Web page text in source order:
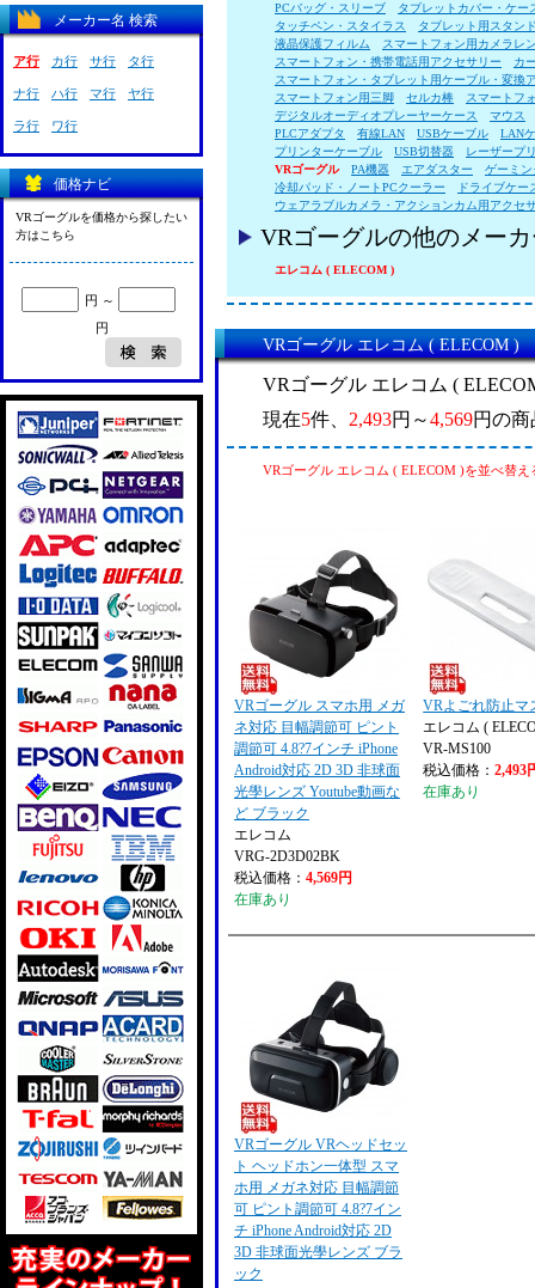
PCバッグ・スリーブ
タブレットカバー・ケー
タッチペン・スタイラス
タブレット用スタン
液晶保護フィルム
スマートフォン用カメラレ
スマートフォン・携帯電話用アクセサリー
カ
スマートフォン・タブレット用ケーブル・変換
スマートフォン用三脚
セルカ棒
スマートフ
デジタルオーディオプレーヤーケース
マウス
PLCアダプタ
有線LAN USBケーブル
LAN
プリンターケーブル
USB切替器
レーザープ
VRゴーグル
PA機器 エアダスター
ゲーミ
冷却パッド・ノートPCクーラー
ドライブケー
ウェアラブルカメラ・アクションカム用アクセ
VRゴーグルの他のメー
エレコム ( ELECOM )
VRゴーグル エレコム ( ELECOM )
VRゴーグル エレコム (
現在5件、 2,493円～4,569円の
VRゴーグル エレコム ( ELECOM )を並べ替え
VRゴーグル スマホ用 メガ
ネ対応 目幅調節可 ピント
調節可 4.8?7インチ iPhone
Android対応 2D 3D 非球面
光學レンズ Youtube動画な
ど ブラック
エレコム
VRG-2D3D02BK
税込価格： 4,569円
在庫あり
VRよごれ防止マ
エレコム (
VR-MS100
税込価格：2,493
在庫あり
VRゴーグル VRヘッドセッ
ト ヘッドホン一体型 スマ
ホ用 メガネ対応 目幅調節
可 ピント調節可 4.8?7イン
チ iPhone Android対応 2D
3D 非球面光學レンズ ブラ
ック
メーカー名 検索
ア行 カ行 サ行 タ行
ナ行 ハ行 マ行 ヤ行
ラ行 ワ行
価格ナビ
VRゴーグルを価格から探したい
方はこちら
円 ～
円